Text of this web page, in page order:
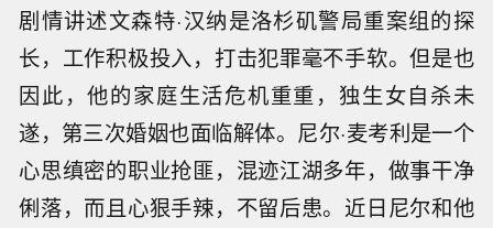
剧情讲述文森特·汉纳是洛杉矶警局重案组的探
长，工作积极投入，打击犯罪毫不手软。但是也
因此，他的家庭生活危机重重，独生女自杀未
遂，第三次婚姻也面临解体。尼尔·麦考利是一个
心思缜密的职业抢匪，混迹江湖多年，做事干净
俐落，而且心狠手辣，不留后患。近日尼尔和他